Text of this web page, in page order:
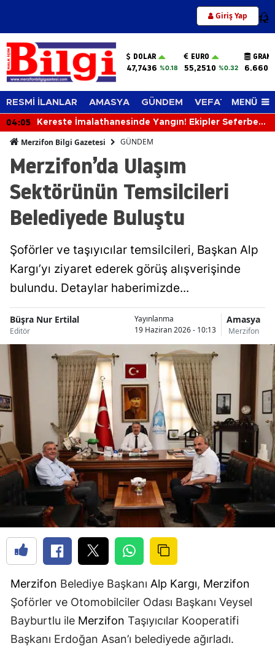
Giriş Yap 12
DOLAR
47,7436 %0.18
EURO
55,2510 %0.32
RESMİ İLANLAR AMASYA GÜNDEM VEFAT EDENLER
MENÜ
04:05
Kereste İmalathanesinde Yangın! Ekipler Seferber
Merzifon Bilgi Gazetesi GÜNDEM
Merzifon’da Ulaşım
Sektörünün Temsilcileri
Belediyede Buluştu
Şoförler ve taşıyıcılar temsilcileri, Başkan Alp
Kargı’yı ziyaret ederek görüş alışverişinde
bulundu. Detaylar haberimizde...
Büşra Nur Ertilal
Editör
Yayınlanma
19 Haziran 2026 - 10:13
Amasya
Merzifon
Merzifon Belediye Başkanı Alp Kargı, Merzifon
Şoförler ve Otomobilciler Odası Başkanı Veysel
Bayburtlu ile Merzifon Taşıyıcılar Kooperatifi
Başkanı Erdoğan Asan’ı belediyede ağırladı.